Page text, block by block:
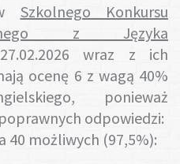
nami
Szkolnego Konkursu
z Języka
wraz z ich
ocenę 6 z wagą 40%
ponieważ
odpowiedzi:
40 możliwych (97,5%):